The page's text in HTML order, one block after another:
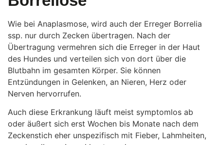
Wie bei Anaplasmose, wird auch der Erreger Borrelia
ssp. nur durch Zecken übertragen. Nach der
Übertragung vermehren sich die Erreger in der Haut
des Hundes und verteilen sich von dort über die
Blutbahn im gesamten Körper. Sie können
Entzündungen in Gelenken, an Nieren, Herz oder
Nerven hervorrufen.
Auch diese Erkrankung läuft meist symptomlos ab
oder äußert sich erst Wochen bis Monate nach dem
Zeckenstich eher unspezifisch mit Fieber, Lahmheiten,